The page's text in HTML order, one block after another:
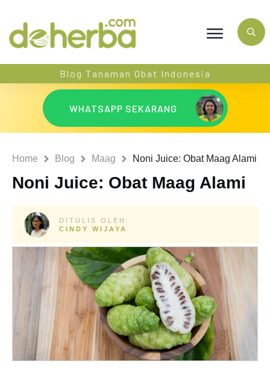
Blog Tanaman Obat Indonesia
WHATSAPP SEKARANG
Home Blog Maag Noni Juice: Obat Maag Alami
Noni Juice: Obat Maag Alami
DITULIS OLEH:
CINDY WIJAYA